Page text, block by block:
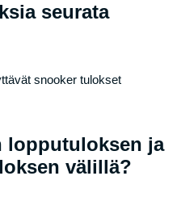
seurata
snooker tulokset
lopputuloksen ja
välillä?